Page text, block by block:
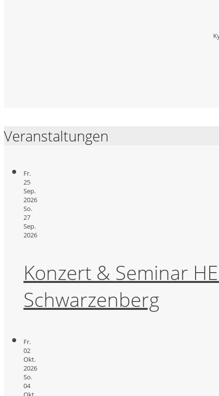
Veranstaltungen
Fr.
25
Sep.
2026
So.
27
Sep.
2026
Konzert & Seminar
Schwarzenberg
Fr.
02
Okt.
2026
So.
04